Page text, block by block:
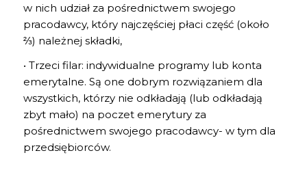
w nich udział za pośrednictwem swojego
pracodawcy, który najczęściej płaci część (około
⅔) należnej składki,
• Trzeci filar: indywidualne programy lub konta
emerytalne. Są one dobrym rozwiązaniem dla
wszystkich, którzy nie odkładają (lub odkładają
zbyt mało) na poczet emerytury za
pośrednictwem swojego pracodawcy- w tym dla
przedsiębiorców.